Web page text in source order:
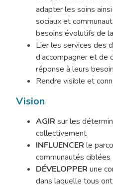
adapter les soins
sociaux et
besoins évolutifs de
Lier les services des
d’accompagner et de
réponse à leurs
Rendre visible et
Vision
AGIR sur les
collectivement
INFLUENCER le
communautés ciblées
DÉVELOPPER une
dans laquelle tous